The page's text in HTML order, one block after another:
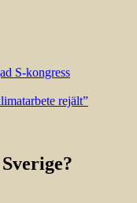
S-kongress
rejält”